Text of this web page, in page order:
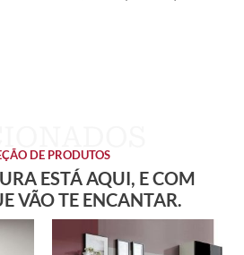
DE PRODUTOS
ESTÁ AQUI, E COM
VÃO TE ENCANTAR.